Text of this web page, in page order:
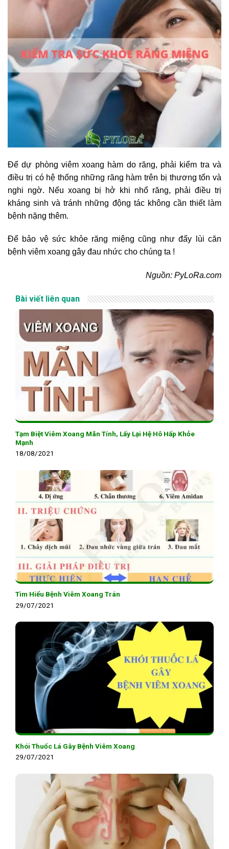
Để dự phòng viêm xoang hàm do răng, phải kiểm tra và
điều trị có hệ thống những răng hàm trên bị thương tổn và
nghi ngờ. Nếu xoang bị hở khi nhổ răng, phải điều trị
kháng sinh và tránh những động tác không cần thiết làm
bệnh nặng thêm.
Để bảo vệ sức khỏe răng miệng cũng như đẩy lùi căn
bệnh viêm xoang gây đau nhức cho chúng ta !
Nguồn: PyLoRa.com
Bài viết liên quan
Tạm Biệt Viêm Xoang Mãn Tính, Lấy Lại Hệ Hô Hấp Khỏe
Mạnh
18/08/2021
Tìm Hiểu Bệnh Viêm Xoang Trán
29/07/2021
Khói Thuốc Lá Gây Bệnh Viêm Xoang
29/07/2021